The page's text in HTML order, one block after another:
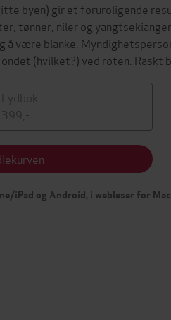
byen) gir et foruroligende
tønner, niler og
å være blanke.
(hvilket?) ved roten. Raskt
Lydbok
399,-
iPad og Android, i webleser for